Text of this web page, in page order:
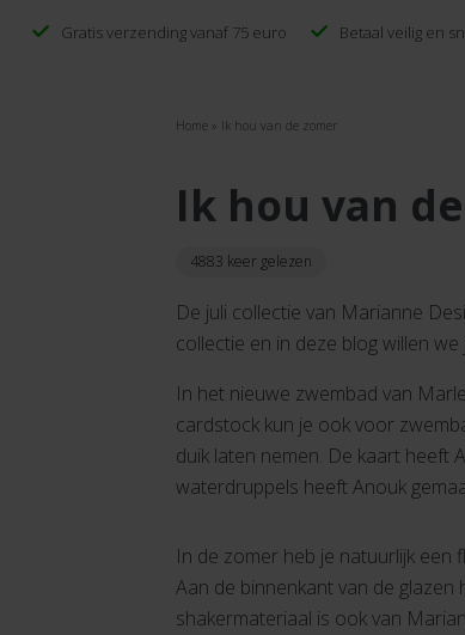
Gratis verzending vanaf 75 euro Betaal veilig en
Home » Ik hou van de zomer
Ik hou van
4883 keer gelezen
De juli collectie van Marianne
collectie en in deze blog willen
In het nieuwe zwembad van
cardstock kun je ook voor
duik laten nemen. De kaart heeft
waterdruppels heeft Anouk
In de zomer heb je natuurlijk een
Aan de binnenkant van de
shakermateriaal is ook van